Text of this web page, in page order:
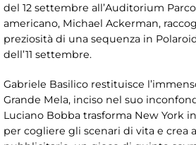
del 12 settembre all’Auditorium
americano, Michael Ackerman,
preziosità di una sequenza in
dell’11 settembre.
Gabriele Basilico restituisce
Grande Mela, inciso nel suo
Luciano Bobba trasforma New York
per cogliere gli scenari di vita e crea